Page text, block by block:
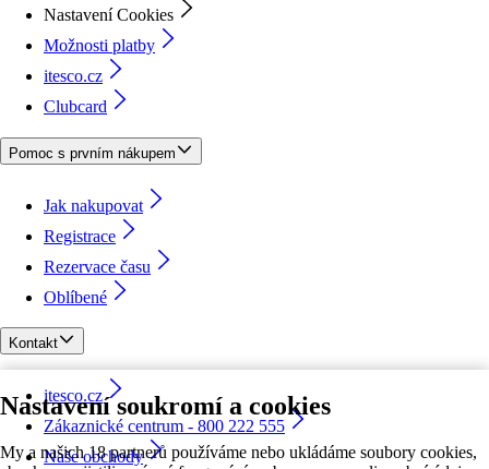
Nastavení soukromí a cookies
My a našich 18 partnerů používáme nebo ukládáme soubory cookies,
Nastavení Cookies
Možnosti platby
itesco.cz
Clubcard
Pomoc s prvním nákupem
Jak nakupovat
Registrace
Rezervace času
Oblíbené
Kontakt
itesco.cz
Zákaznické centrum - 800 222 555
Naše obchody